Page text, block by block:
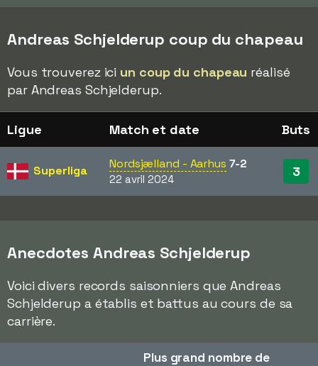
Andreas Schjelderup coup du chapeau
Vous trouverez ici un coup du chapeau réalisé
par Andreas Schjelderup.
Ligue Match et date Buts
Superliga Nordsjælland - Aarhus 7-2
22 avril 2024 3
Anecdotes Andreas Schjelderup
Voici divers records saisonniers que Andreas
Schjelderup a établis et battus au cours de sa
carrière.
Plus grand nombre de